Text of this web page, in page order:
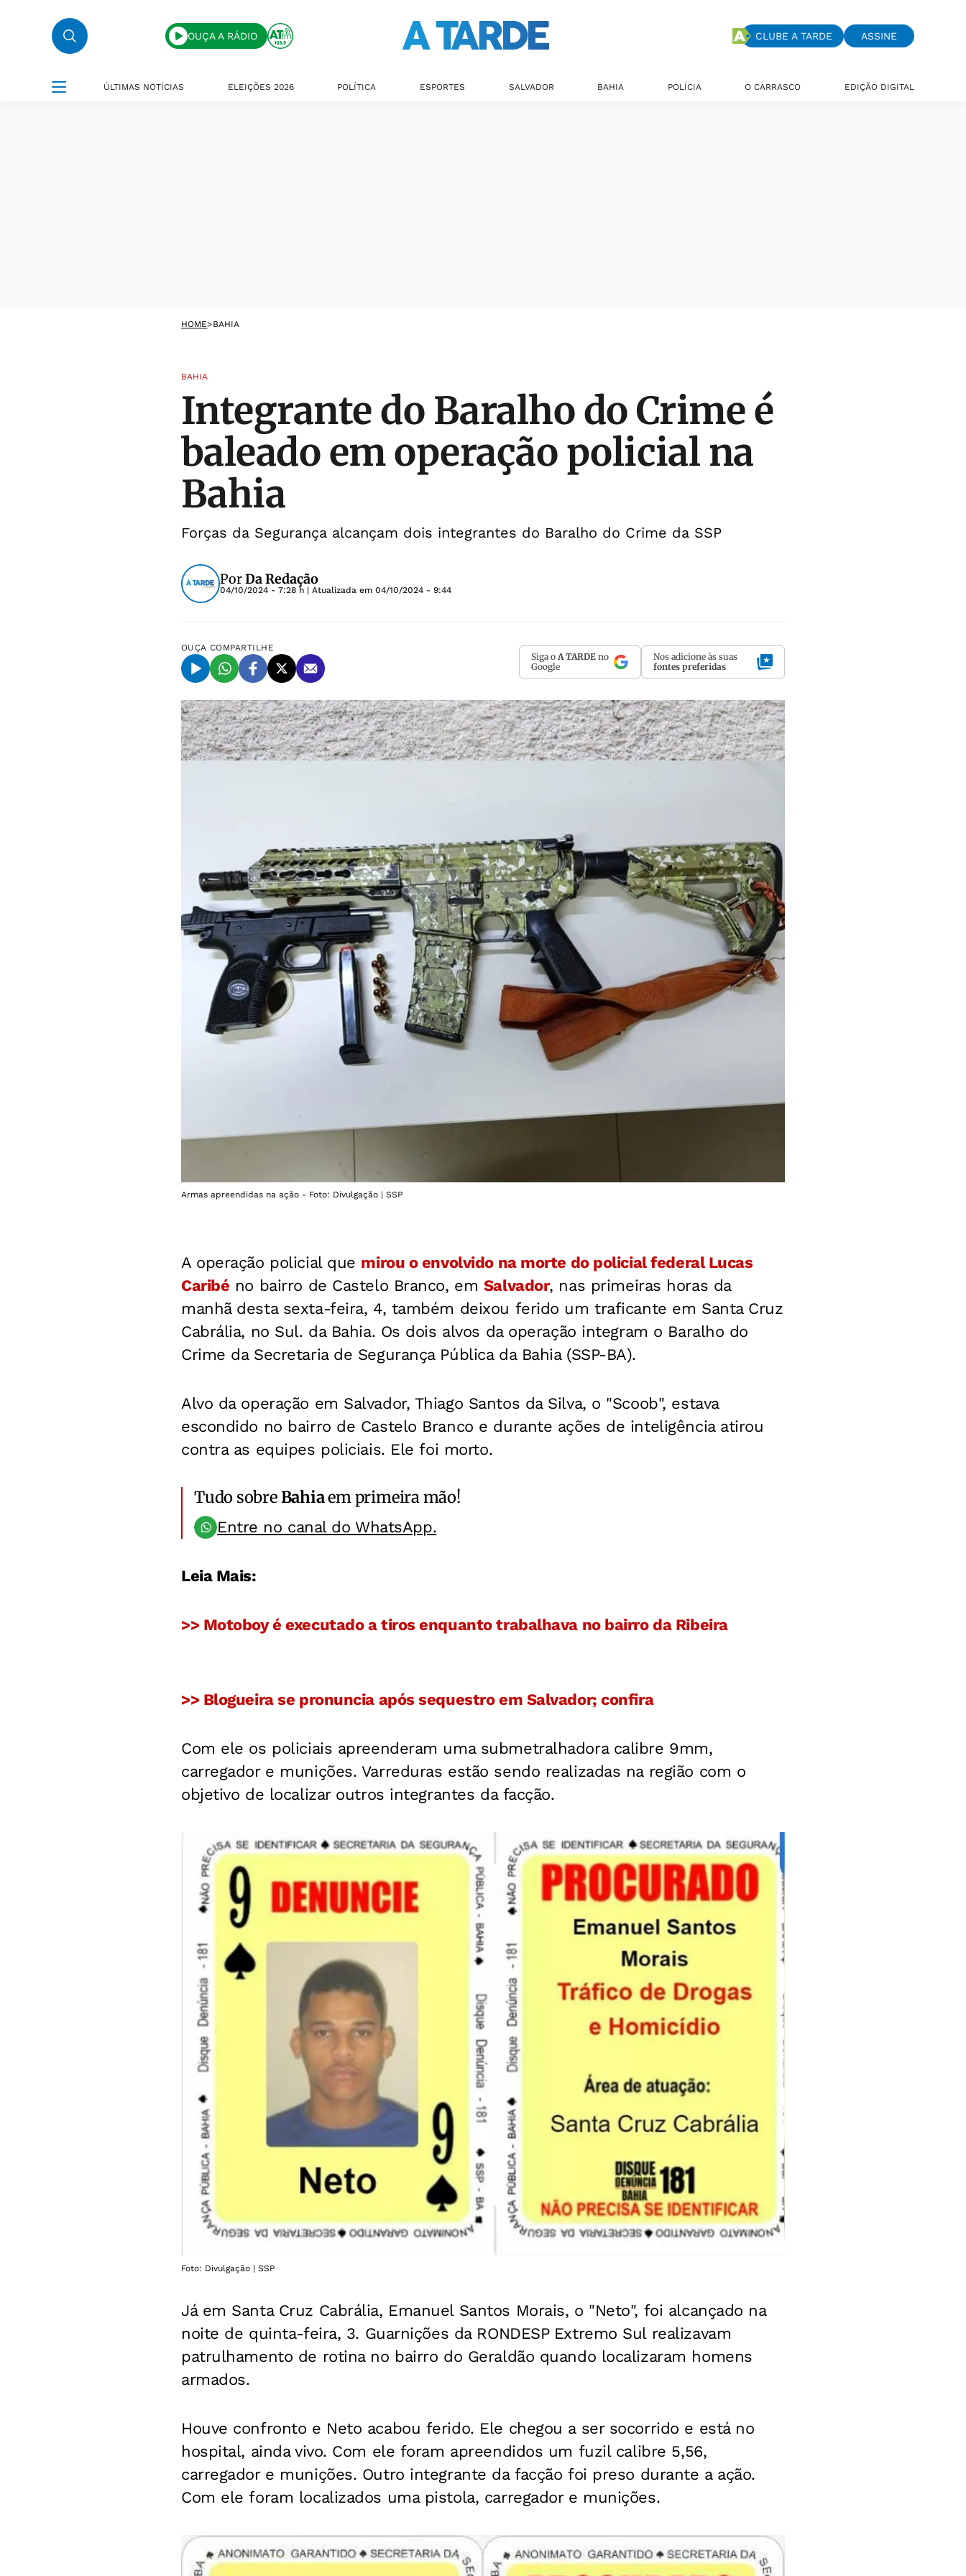
OUÇA A RÁDIO CLUBE A TARDE ASSINE
ÚLTIMAS NOTÍCIAS ELEIÇÕES 2026 POLÍTICA ESPORTES SALVADOR BAHIA POLÍCIA O CARRASCO EDIÇÃO DIGITAL
HOME>BAHIA
BAHIA
Integrante do Baralho do Crime é
baleado em operação policial na
Bahia
Forças da Segurança alcançam dois integrantes do Baralho do Crime da SSP
PorDa Redação
04/10/2024 - 7:28 h | Atualizada em 04/10/2024 - 9:44
OUÇA COMPARTILHE
Siga o A TARDE no
Google
Nos adicione às suas
fontes preferidas
Armas apreendidas na ação - Foto: Divulgação | SSP
A operação policial que mirou o envolvido na morte do policial federal Lucas
Caribé no bairro de Castelo Branco, em Salvador, nas primeiras horas da
manhã desta sexta-feira, 4, também deixou ferido um traficante em Santa Cruz
Cabrália, no Sul. da Bahia. Os dois alvos da operação integram o Baralho do
Crime da Secretaria de Segurança Pública da Bahia (SSP-BA).
Alvo da operação em Salvador, Thiago Santos da Silva, o "Scoob", estava
escondido no bairro de Castelo Branco e durante ações de inteligência atirou
contra as equipes policiais. Ele foi morto.
Tudo sobreBahiaem primeira mão!
Entre no canal do WhatsApp.
Leia Mais:
>> Motoboy é executado a tiros enquanto trabalhava no bairro da Ribeira
>> Blogueira se pronuncia após sequestro em Salvador; confira
Com ele os policiais apreenderam uma submetralhadora calibre 9mm,
carregador e munições. Varreduras estão sendo realizadas na região com o
objetivo de localizar outros integrantes da facção.
Foto: Divulgação | SSP
Já em Santa Cruz Cabrália, Emanuel Santos Morais, o "Neto", foi alcançado na
noite de quinta-feira, 3. Guarnições da RONDESP Extremo Sul realizavam
patrulhamento de rotina no bairro do Geraldão quando localizaram homens
armados.
Houve confronto e Neto acabou ferido. Ele chegou a ser socorrido e está no
hospital, ainda vivo. Com ele foram apreendidos um fuzil calibre 5,56,
carregador e munições. Outro integrante da facção foi preso durante a ação.
Com ele foram localizados uma pistola, carregador e munições.